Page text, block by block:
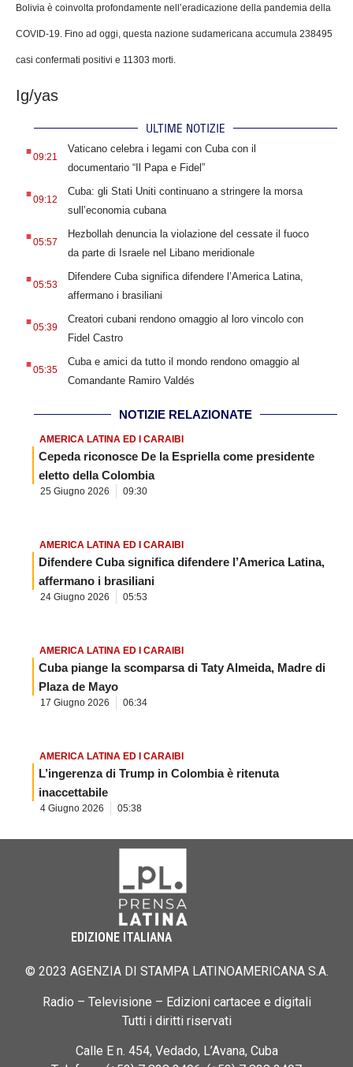
Bolivia è coinvolta profondamente nell’eradicazione della pandemia della
COVID-19. Fino ad oggi, questa nazione sudamericana accumula 238495
casi confermati positivi e 11303 morti.
Ig/yas
ULTIME NOTIZIE
.09:21
Vaticano celebra i legami con Cuba con il
documentario “Il Papa e Fidel”
.09:12
Cuba: gli Stati Uniti continuano a stringere la morsa
sull’economia cubana
.05:57
Hezbollah denuncia la violazione del cessate il fuoco
da parte di Israele nel Libano meridionale
.05:53
Difendere Cuba significa difendere l’America Latina,
affermano i brasiliani
.05:39
Creatori cubani rendono omaggio al loro vincolo con
Fidel Castro
.05:35
Cuba e amici da tutto il mondo rendono omaggio al
Comandante Ramiro Valdés
NOTIZIE RELAZIONATE
AMERICA LATINA ED I CARAIBI
Cepeda riconosce De la Espriella come presidente
eletto della Colombia
25 Giugno 2026 09:30
AMERICA LATINA ED I CARAIBI
Difendere Cuba significa difendere l’America Latina,
affermano i brasiliani
24 Giugno 2026 05:53
AMERICA LATINA ED I CARAIBI
Cuba piange la scomparsa di Taty Almeida, Madre di
Plaza de Mayo
17 Giugno 2026 06:34
AMERICA LATINA ED I CARAIBI
L’ingerenza di Trump in Colombia è ritenuta
inaccettabile
4 Giugno 2026 05:38
EDIZIONE ITALIANA
© 2023 AGENZIA DI STAMPA LATINOAMERICANA S.A.
Radio – Televisione – Edizioni cartacee e digitali
Tutti i diritti riservati
Calle E n. 454, Vedado, L’Avana, Cuba